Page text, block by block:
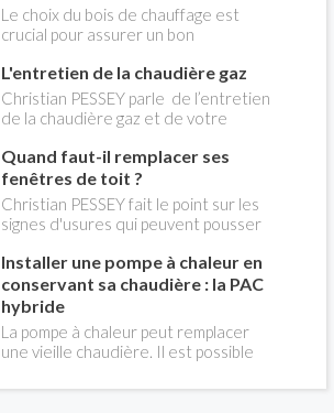
Le choix du bois de chauffage est
crucial pour assurer un bon
l'impact environnemental. Mais
comment reconnaître un bois de
qualité ? Plusieurs critères entrent en
jeu : le type d'essence, le taux
d'humidité, la densité et la saison de
coupe.
L'entretien de la chaudière gaz
Christian PESSEY parle de l’entretien
de la chaudière gaz et de votre
avez un système par radiateurs ou un
plancher chauffant, qui sont alimentés
par une chaudière au gaz, vous devez
faire entretenir celle-ci une fois par
an, que vous soyez locataire ou
propriétaire occupant. C’est la même
chose pour un chauffe-bains au gaz.
C’est une obligation légale. Si vous ne
le faites pas, votre responsabilité
pourra être engagée en cas
d’accident, et vous ne serez pas
Quand faut-il remplacer ses
fenêtres de toit ?
Christian PESSEY fait le point sur les
signes d'usures qui peuvent pousser
toit. En remplaçant vos fenêtre de toit
vous ferez des économies de
chauffage et vous améliorerez le
confort des combles qui en sont
équipées.
Installer une pompe à chaleur en
conservant sa chaudière : la PAC
hybride
La pompe à chaleur peut remplacer
une vieille chaudière. Il est possible
l'énergie initialement utilisée (gaz ou